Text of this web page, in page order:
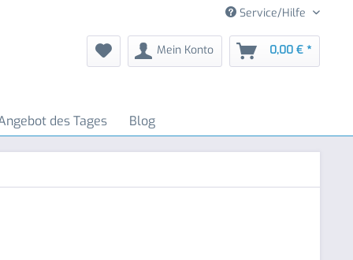
Service/Hilfe
Mein Konto 0,00 € *
des Tages Blog